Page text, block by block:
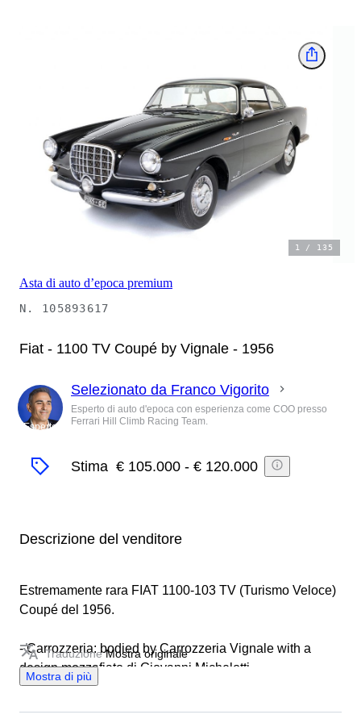
1 / 135
Asta di auto d’epoca premium
N. 105893617
Fiat - 1100 TV Coupé by Vignale - 1956
Esperto
Selezionato da Franco Vigorito
Esperto di auto d'epoca con esperienza come COO presso
Ferrari Hill Climb Racing Team.
Stima € 105.000 - € 120.000
Descrizione del venditore
Estremamente rara FIAT 1100-103 TV (Turismo Veloce)
Coupé del 1956.
- Carrozzeria: bodied by Carrozzeria Vignale with a
design mozzafiato di Giovanni Michelotti
- Sono stati costruiti solo cinque esemplari, designati
Traduzione Mostra originale
Mostra di più